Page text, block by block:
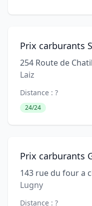
Prix carburants
254 Route de
Laiz
Distance : ?
24/24
Prix carburants
143 rue du four a
Lugny
Distance : ?